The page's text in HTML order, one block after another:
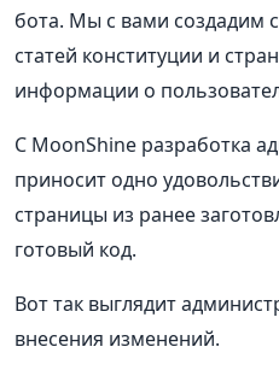
бота. Мы с вами создадим
статей конституции и
информации о
С MoonShine разработка
приносит одно
страницы из ранее
готовый код.
Вот так выглядит
внесения изменений.